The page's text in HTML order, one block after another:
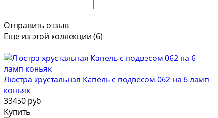
Отправить отзыв
Еще из этой коллекции (6)
Люстра хрустальная Капель с подвесом 062 на 6 ламп
коньяк
33450 руб
Купить